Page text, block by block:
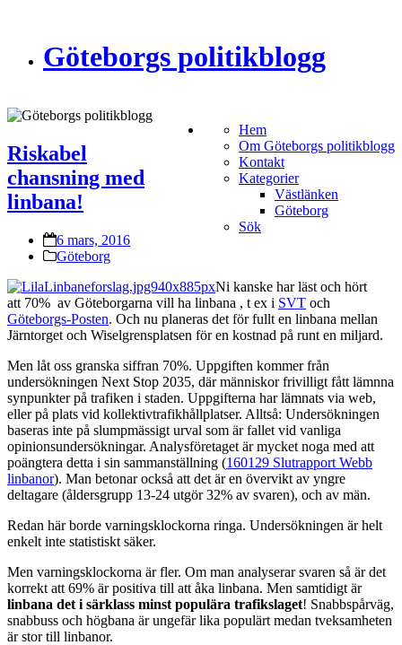
Göteborgs politikblogg
Hem
Om Göteborgs politikblogg
Kontakt
Kategorier
Västlänken
Göteborg
Sök
Riskabel
chansning med
linbana!
6 mars, 2016
Göteborg
Ni kanske har läst och hört
att 70% av Göteborgarna vill ha linbana , t ex i SVT och
Göteborgs-Posten. Och nu planeras det för fullt en linbana mellan
Järntorget och Wiselgrensplatsen för en kostnad på runt en miljard.
Men låt oss granska siffran 70%. Uppgiften kommer från
undersökningen Next Stop 2035, där människor frivilligt fått lämnna
synpunkter på trafiken i staden. Uppgifterna har lämnats via web,
eller på plats vid kollektivtrafikhållplatser. Alltså: Undersökningen
baseras inte på slumpmässigt urval som är fallet vid vanliga
opinionsundersökningar. Analysföretaget är mycket noga med att
poängtera detta i sin sammanställning (160129 Slutrapport Webb
linbanor). Man betonar också att det är en övervikt av yngre
deltagare (åldersgrupp 13-24 utgör 32% av svaren), och av män.
Redan här borde varningsklockorna ringa. Undersökningen är helt
enkelt inte statistiskt säker.
Men varningsklockorna är fler. Om man analyserar svaren så är det
korrekt att 69% är positiva till att åka linbana. Men samtidigt är
linbana det i särklass minst populära trafikslaget! Snabbspårväg,
snabbuss och högbana är ungefär lika populärt medan tveksamheten
är stor till linbanor.